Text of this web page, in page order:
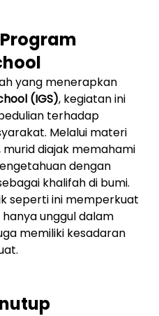
yang menerapkan
(IGS), kegiatan ini
terhadap
Melalui materi
diajak memahami
dengan
khalifah di bumi.
seperti ini memperkuat
unggul dalam
memiliki kesadaran